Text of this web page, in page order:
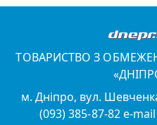
ТОВАРИСТВО З
м. Дніпро, вул.
(093) 385-87-82 e-